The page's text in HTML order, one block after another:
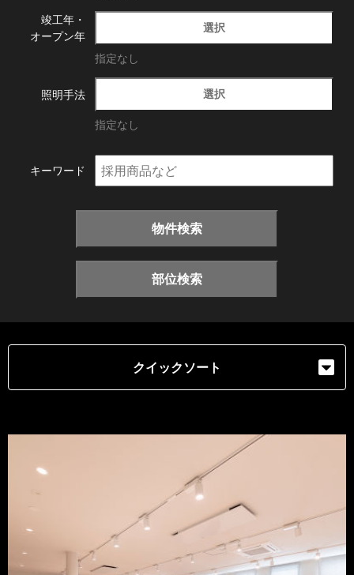
竣工年・
オープン年
選択
指定なし
照明手法 選択
指定なし
キーワード
物件検索
部位検索
クイックソート